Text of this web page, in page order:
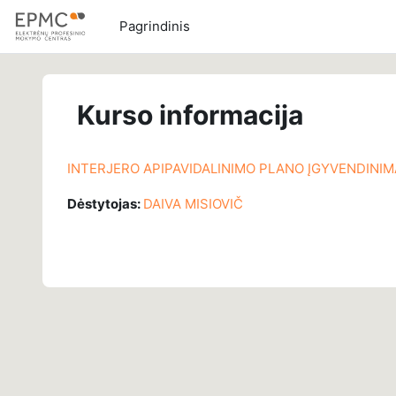
Pereiti į pagrindinį turinį
Pagrindinis
Kurso informacija
INTERJERO APIPAVIDALINIMO PLANO
Dėstytojas: DAIVA MISIOVIČ